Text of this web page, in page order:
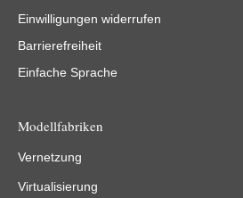
Einwilligungen widerrufen
Barrierefreiheit
Einfache Sprache
Modellfabriken
Vernetzung
Virtualisierung